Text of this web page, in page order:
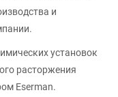
и
установок
расторжения
Eserman.